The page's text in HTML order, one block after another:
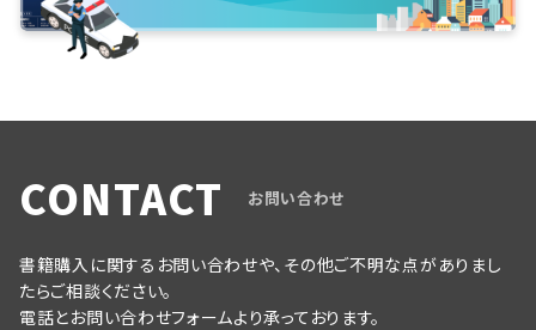
CONTACT お問い合わせ
書籍購入に関するお問い合わせや、その他ご不明な点がありまし
たらご相談ください。
電話とお問い合わせフォームより承っております。